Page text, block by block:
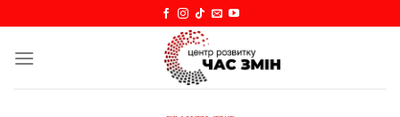
content